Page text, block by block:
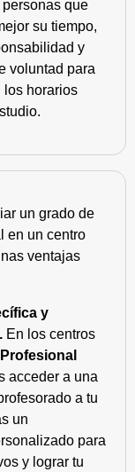
que
su tiempo,
y
voluntad para
los horarios
un grado de
en un centro
ventajas
y
En los centros
acceder a una
a tu
un
para
y lograr tu